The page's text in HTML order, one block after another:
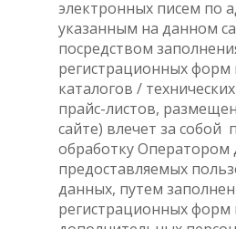
электронных писем по
указанным на данном
посредством
регистрационных форм
каталогов /
прайс-листов,
сайте) влечет за собой
обработку Оператором
предоставляемых
данных, путем
регистрационных